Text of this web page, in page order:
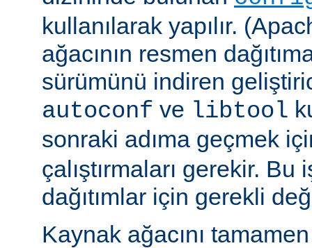
kullanılarak yapılır.
ağacının resmen
sürümünü indiren
autoconf ve libtool
sonraki adıma geçmek
çalıştırmaları gerekir. Bu
dağıtımlar için gerekli
Kaynak ağacını tamamen